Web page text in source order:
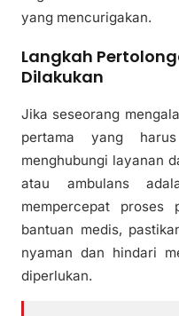
yang mencurigakan.
Langkah
Dilakukan
Jika seseorang
pertama yang
menghubungi layanan
atau ambulans
mempercepat proses
bantuan medis,
nyaman dan hindari
diperlukan.